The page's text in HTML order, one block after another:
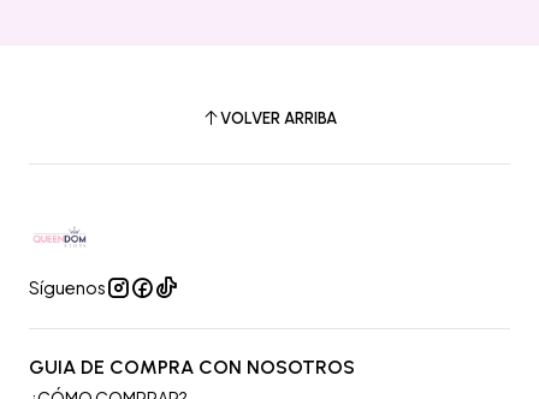
VOLVER ARRIBA
Síguenos
GUIA DE COMPRA CON NOSOTROS